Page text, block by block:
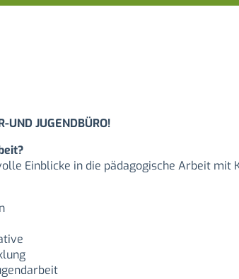
UND JUGENDBÜRO!
Einblicke in die pädagogische Arbeit mit